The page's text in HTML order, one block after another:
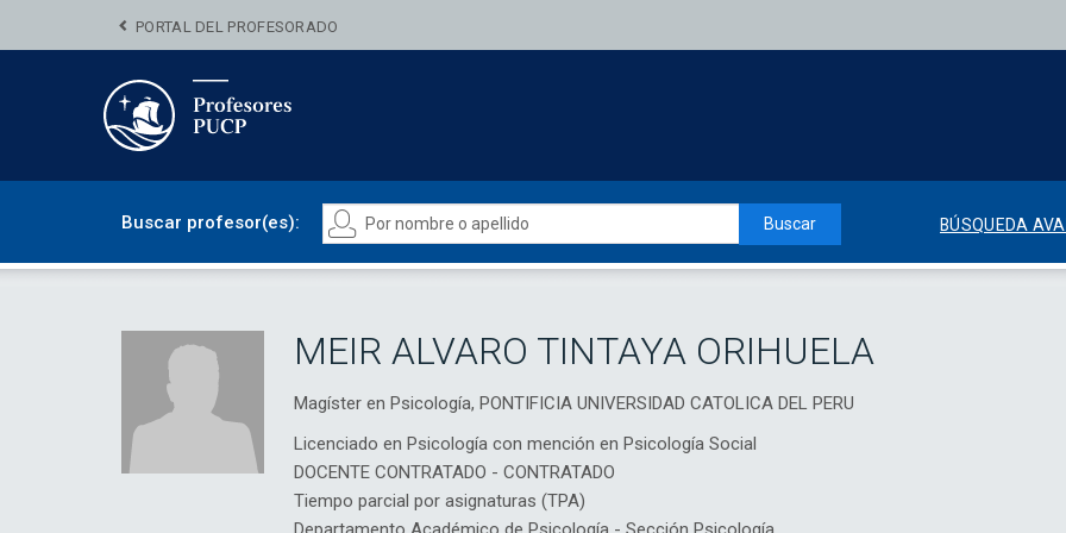
PORTAL DEL PROFESORADO
Buscar profesor(es): Buscar BÚSQUEDA
MEIR ALVARO TINTAYA ORIHUELA
Magíster en Psicología, PONTIFICIA UNIVERSIDAD CATOLICA DEL PERU
Licenciado en Psicología con mención en Psicología Social
DOCENTE CONTRATADO - CONTRATADO
Tiempo parcial por asignaturas (TPA)